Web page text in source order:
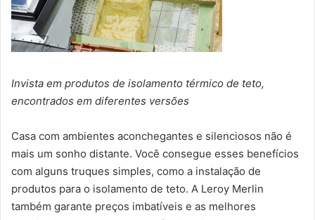
Invista em produtos de isolamento térmico de teto,
encontrados em diferentes versões
Casa com ambientes aconchegantes e silenciosos não é
mais um sonho distante. Você consegue esses benefícios
com alguns truques simples, como a instalação de
produtos para o isolamento de teto. A Leroy Merlin
também garante preços imbatíveis e as melhores